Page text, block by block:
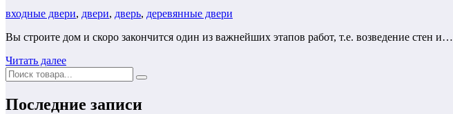
входные двери, двери, дверь, деревянные двери
Вы строите дом и скоро закончится один из важнейших этапов работ, т.е. возведение стен и…
Читать далее
Последние записи